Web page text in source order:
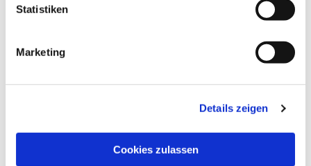
Statistiken
Marketing
Details zeigen
Cookies zulassen